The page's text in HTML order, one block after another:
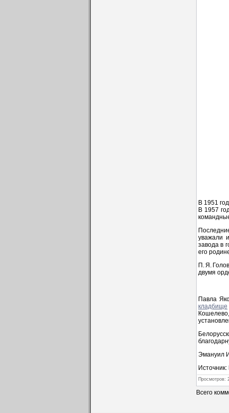
В 1951
В 1957
уважали
завода в
его
П. Я.
двумя
Павла
кладбище
Эмануил
Просмотров:
Всего